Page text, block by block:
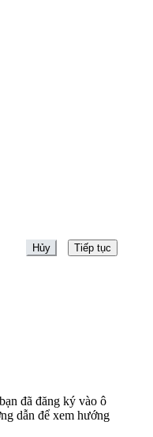
đã đăng ký vào ô
dẫn để xem hướng